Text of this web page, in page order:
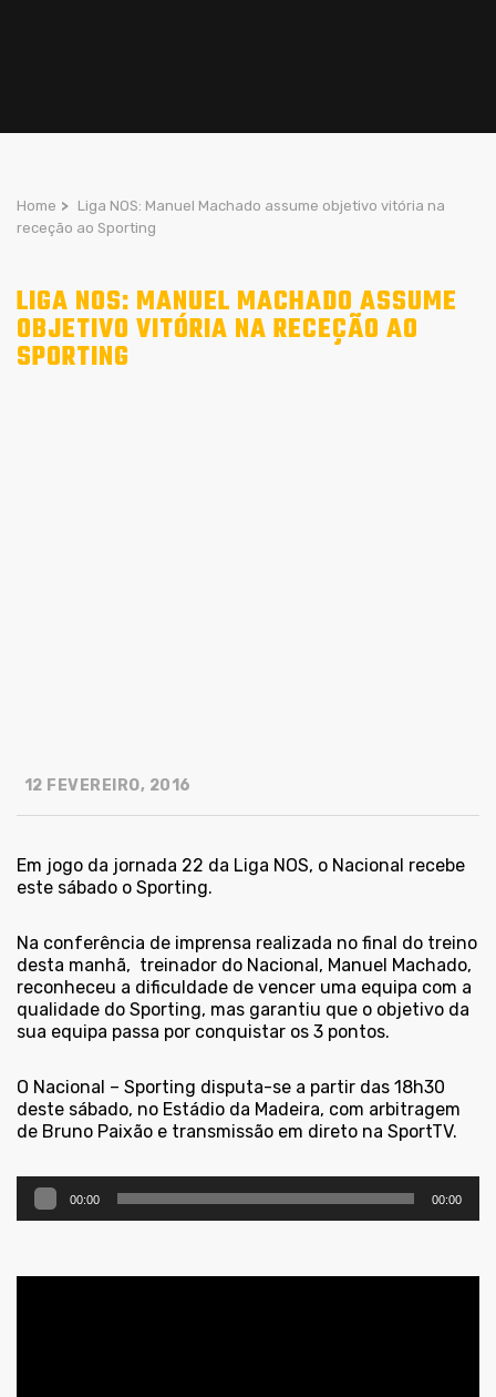
Home > Liga NOS: Manuel Machado assume objetivo vitória na
receção ao Sporting
LIGA NOS: MANUEL MACHADO ASSUME
OBJETIVO VITÓRIA NA RECEÇÃO AO
SPORTING
12 FEVEREIRO, 2016
Em jogo da jornada 22 da Liga NOS, o Nacional recebe
este sábado o Sporting.
Na conferência de imprensa realizada no final do treino
desta manhã, treinador do Nacional, Manuel Machado,
reconheceu a dificuldade de vencer uma equipa com a
qualidade do Sporting, mas garantiu que o objetivo da
sua equipa passa por conquistar os 3 pontos.
O Nacional – Sporting disputa-se a partir das 18h30
deste sábado, no Estádio da Madeira, com arbitragem
de Bruno Paixão e transmissão em direto na SportTV.
Reprodutor
de
00:00 00:00